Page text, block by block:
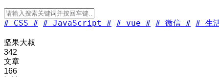
# CSS # # JavaScript # # vue # # 微信 # # 生
坚果大叔
342
文章
166